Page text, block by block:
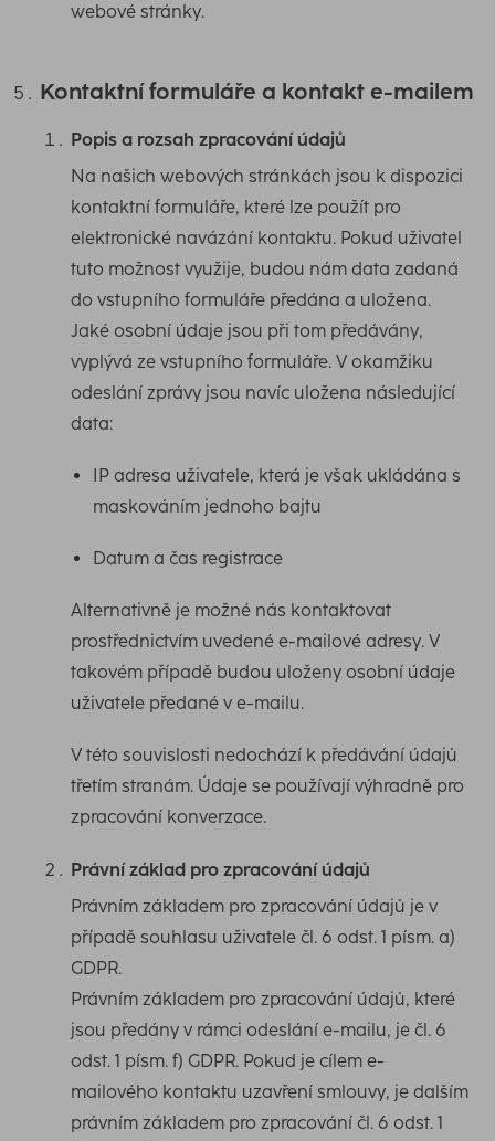
webové stránky.
Kontaktní formuláře a kontakt e-mailem
Popis a rozsah zpracování údajů
Na našich webových stránkách jsou k dispozici
kontaktní formuláře, které lze použít pro
elektronické navázání kontaktu. Pokud uživatel
tuto možnost využije, budou nám data zadaná
do vstupního formuláře předána a uložena.
Jaké osobní údaje jsou při tom předávány,
vyplývá ze vstupního formuláře. V okamžiku
odeslání zprávy jsou navíc uložena následující
data:
IP adresa uživatele, která je však ukládána s
maskováním jednoho bajtu
Datum a čas registrace
Alternativně je možné nás kontaktovat
prostřednictvím uvedené e-mailové adresy. V
takovém případě budou uloženy osobní údaje
uživatele předané v e-mailu.
V této souvislosti nedochází k předávání údajů
třetím stranám. Údaje se používají výhradně pro
zpracování konverzace.
Právní základ pro zpracování údajů
Právním základem pro zpracování údajů je v
případě souhlasu uživatele čl. 6 odst. 1 písm. a)
GDPR.
Právním základem pro zpracování údajů, které
jsou předány v rámci odeslání e-mailu, je čl. 6
odst. 1 písm. f) GDPR. Pokud je cílem e-
mailového kontaktu uzavření smlouvy, je dalším
právním základem pro zpracování čl. 6 odst. 1